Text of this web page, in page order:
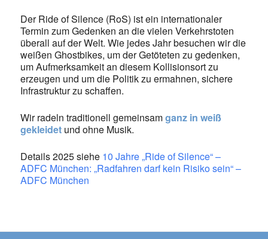
Der Ride ofSilence(RoS) ist ein internationaler
Termin zum Gedenken an die vielen Verkehrstoten
überall auf der Welt. Wie jedes Jahr besuchen wir die
weißen Ghostbikes, um der Getöteten zu gedenken,
um Aufmerksamkeit an diesem Kollisionsort zu
erzeugen und um die Politik zu ermahnen, sichere
Infrastruktur zu schaffen.
Wir radeln traditionell gemeinsamganz in weiß
gekleidetund ohne Musik.
Details 2025 siehe 10 Jahre „Ride of Silence“ –
ADFC München: „Radfahren darf kein Risiko sein“ –
ADFC München